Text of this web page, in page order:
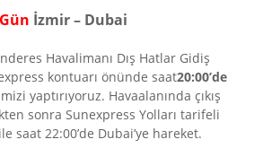
İzmir – Dubai
Havalimanı Dış Hatlar Gidiş
kontuarı önünde saat20:00’de
yaptırıyoruz. Havaalanında çıkış
sonra Sunexpress Yolları tarifeli
saat 22:00’de Dubai’ye hareket.